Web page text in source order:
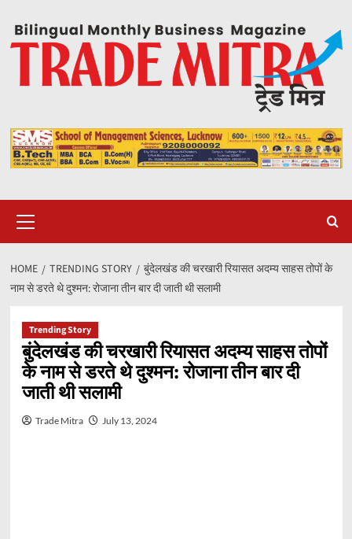
content
Menu
HOME TRENDING STORY
बुंदेलखंड की चरखारी रियासत अदम्य साहस तोपों के
नाम से डरते थे दुश्मन: रोजाना तीन बार दी जाती थी सलामी
Trending Story
बुंदेलखंड की चरखारी रियासत अदम्य साहस तोपों
के नाम से डरते थे दुश्मन: रोजाना तीन बार दी
जाती थी सलामी
Trade Mitra July 13, 2024